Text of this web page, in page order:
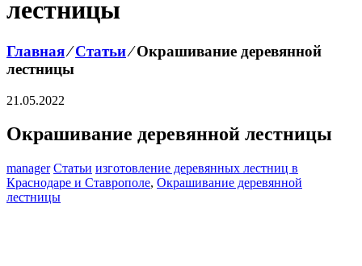
лестницы
Главная⁄Статьи⁄Окрашивание деревянной
лестницы
21.05.2022
Окрашивание деревянной лестницы
manager Статьи изготовление деревянных лестниц в
Краснодаре и Ставрополе, Окрашивание деревянной
лестницы